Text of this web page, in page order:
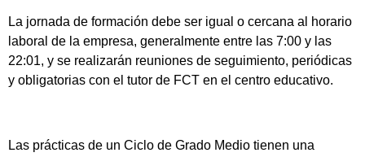
La jornada de formación debe ser igual o cercana al horario
laboral de la empresa, generalmente entre las 7:00 y las
22:01, y se realizarán reuniones de seguimiento, periódicas
y obligatorias con el tutor de FCT en el centro educativo.
Las prácticas de un Ciclo de Grado Medio tienen una